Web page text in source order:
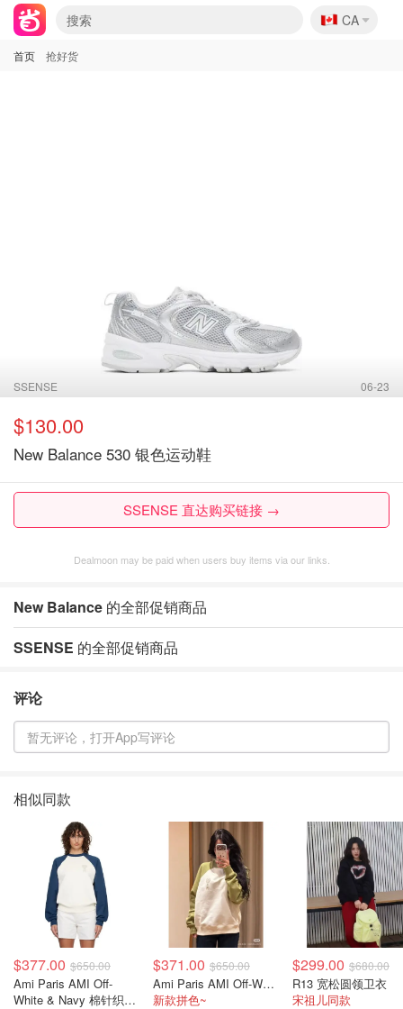
🇨🇦
CA
首页 抢好货
SSENSE 06-23
$130.00
New Balance 530 银色运动鞋
SSENSE 直达购买链接 →
Dealmoon may be paid when users buy items via our links.
New Balance 的全部促销商品
SSENSE 的全部促销商品
评论
暂无评论，打开App写评论
相似同款
$377.00 $650.00
Ami Paris AMI Off-
White & Navy 棉针织卫
$371.00 $650.00
Ami Paris AMI Off-White & Navy 棉质针织卫衣
新款拼色~
$299.00 $680.00
R13 宽松圆领卫衣
宋祖儿同款